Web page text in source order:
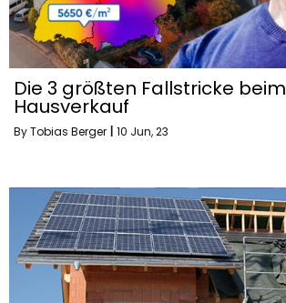
Die 3 größten Fallstricke beim
Hausverkauf
ByTobias Berger 10 Jun, 23